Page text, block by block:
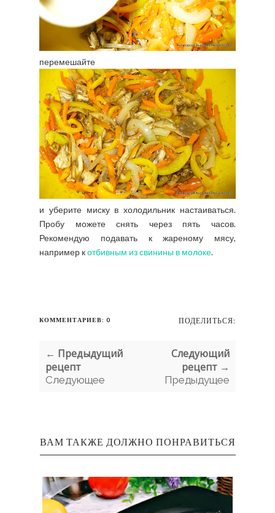
перемешайте
и уберите миску в холодильник настаиваться.
Пробу можете снять через пять часов.
Рекомендую подавать к жареному мясу,
например котбивным из свинины в молоке.
КОММЕНТАРИЕВ: 0 ПОДЕЛИТЬСЯ:
← Предыдущий
рецепт
Следующее
Следующий
рецепт →
Предыдущее
ВАМ ТАКЖЕ ДОЛЖНО ПОНРАВИТЬСЯ